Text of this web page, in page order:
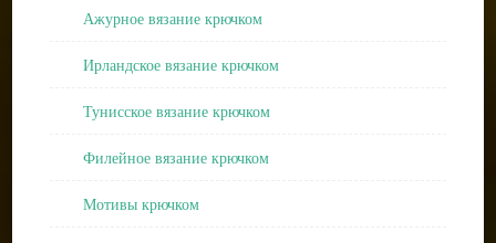
Ажурное вязание крючком
Ирландское вязание крючком
Тунисское вязание крючком
Филейное вязание крючком
Мотивы крючком